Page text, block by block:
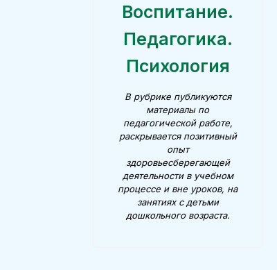
Воспитание.
Педагогика.
Психология
В рубрике публикуются
материалыпо
педагогической работе,
раскрывается позитивный
опыт
здоровьесберегающей
деятельности в учебном
процессе и вне уроков, на
занятиях с детьми
дошкольного возраста.